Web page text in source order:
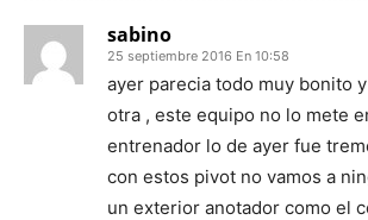
sabino
25 septiembre 2016 En 10:58
ayer parecia todo muy bonito
otra , este equipo no lo mete
entrenador lo de ayer fue
con estos pivot no vamos a
un exterior anotador como el